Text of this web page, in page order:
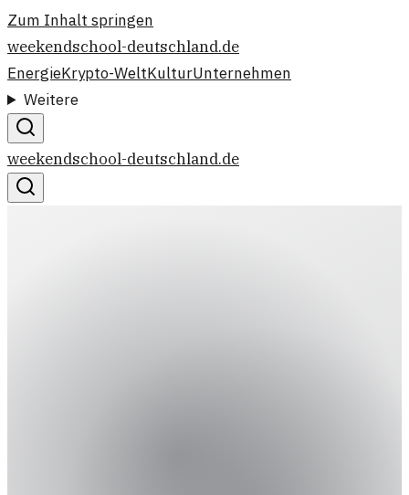
Zum Inhalt springen
weekendschool-deutschland.de
EnergieKrypto-WeltKulturUnternehmen
Weitere
weekendschool-deutschland.de